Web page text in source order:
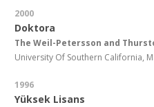
2000
Doktora
The Weil-Petersson and
University Of Southern California,
1996
Yüksek Lisans